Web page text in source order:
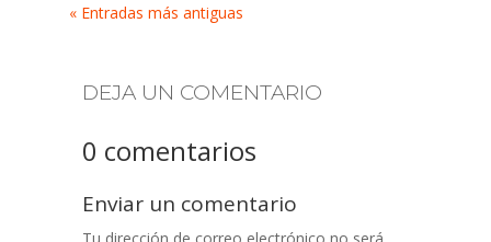
« Entradas más antiguas
DEJA UN COMENTARIO
0 comentarios
Enviar un comentario